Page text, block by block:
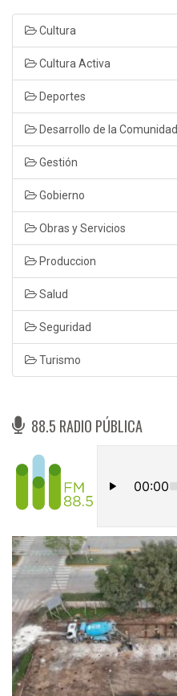
Cultura
Cultura Activa
Deportes
Desarrollo de la Comunidad
Gestión
Gobierno
Obras y Servicios
Produccion
Salud
Seguridad
Turismo
88.5 RADIO PÚBLICA